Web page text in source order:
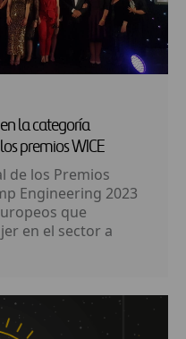
la categoría
premios WICE
de los Premios
Engineering 2023
que
en el sector a